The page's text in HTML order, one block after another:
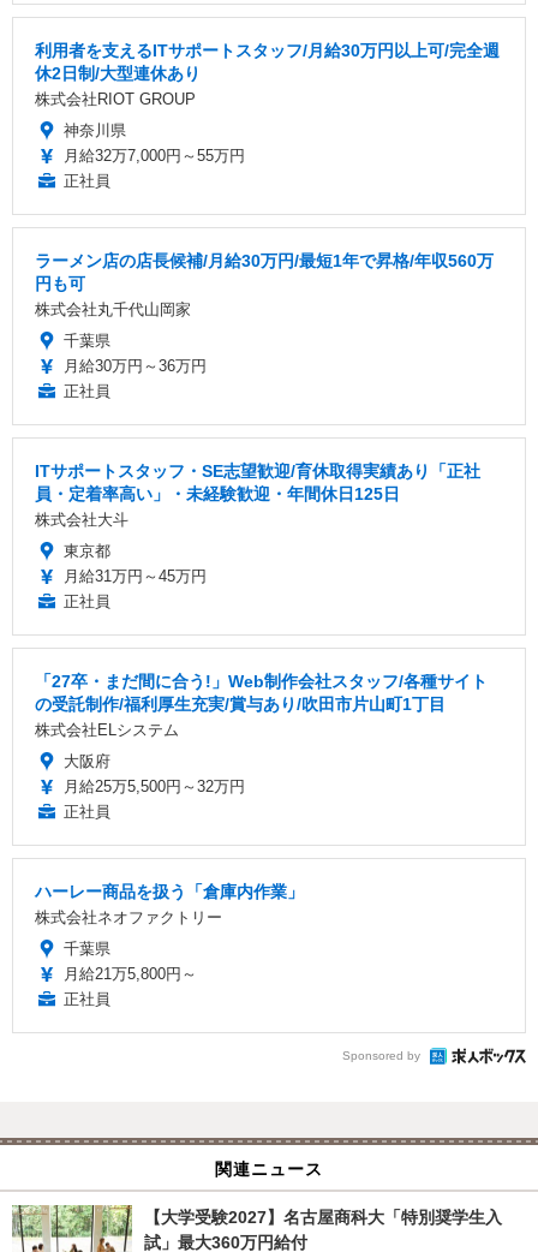
利用者を支えるITサポートスタッフ/月給30万円以上可/完全週
休2日制/大型連休あり
株式会社RIOT GROUP
神奈川県
月給32万7,000円～55万円
正社員
ラーメン店の店長候補/月給30万円/最短1年で昇格/年収560万
円も可
株式会社丸千代山岡家
千葉県
月給30万円～36万円
正社員
ITサポートスタッフ・SE志望歓迎/育休取得実績あり「正社
員・定着率高い」・未経験歓迎・年間休日125日
株式会社大斗
東京都
月給31万円～45万円
正社員
「27卒・まだ間に合う!」Web制作会社スタッフ/各種サイト
の受託制作/福利厚生充実/賞与あり/吹田市片山町1丁目
株式会社ELシステム
大阪府
月給25万5,500円～32万円
正社員
ハーレー商品を扱う「倉庫内作業」
株式会社ネオファクトリー
千葉県
月給21万5,800円～
正社員
Sponsored by
関連ニュース
【大学受験2027】名古屋商科大「特別奨学生入
試」最大360万円給付